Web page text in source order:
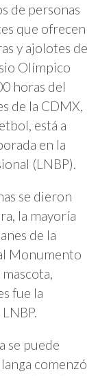
de personas
que ofrecen
y ajolotes de
Olímpico
horas del
de la CDMX,
está a
en la
(LNBP).
se dieron
la mayoría
de la
Monumento
fue la
se puede
comenzó